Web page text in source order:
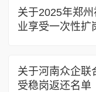
关于2025年郑
业享受一次性扩
关于河南众企联
受稳岗返还名单